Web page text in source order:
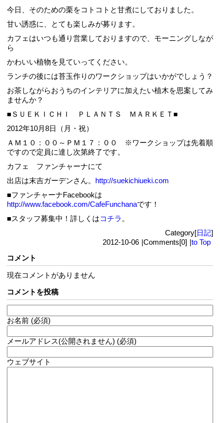
今日、そのための栗をコトコトと甘煮にしておりました。
甘い誘惑に、とても楽しみが募ります。
カフェはいつも通り営業しておりますので、モーニングしなが
ら
かわいい植物を見ていってください。
ランチの後には苔玉作りのワークショップはいかがでしょう？
お茶しながらおうちのインテリアに加えたい植木を思案してみ
ませんか？
■ＳＵＥＫＩＣＨＩ ＰＬＡＮＴＳ ＭＡＲＫＥＴ■
2012年10月8日（月・祝）
ＡＭ１０：００～ＰＭ１７：００ ※ワークショップは先着順
ですので定員に達し次第終了です。
カフェ ファンチャーナにて
出店は末吉ガーデンさん。 http://suekichiueki.com
■ファンチャーナFacebookは
http://www.facebook.com/CafeFunchanaです！
■スタッフ募集中！詳しくはコチラ 。
Category[日記]
2012-10-06 |Comments[0] |to Top
コメント
現在コメントがありません
コメントを投稿
お名前 (必須)
メールアドレス(公開されません) (必須)
ウェブサイト